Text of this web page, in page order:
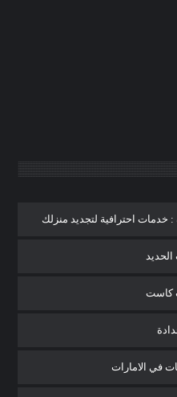
الحديد
كاست
في الامارات